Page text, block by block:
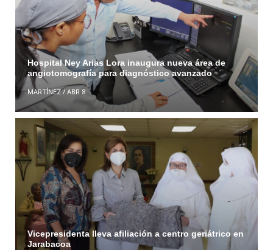
Hospital Ney Arias Lora inaugura nueva área de
angiotomografía para diagnóstico avanzado
MARTÍNEZ/ ABR 8
Vicepresidenta lleva afiliación a centro geriátrico en
Jarabacoa